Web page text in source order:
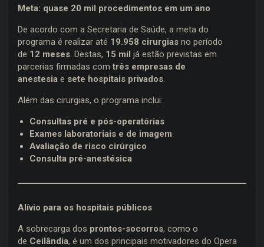
Meta: quase 20 mil procedimentos em um ano
De acordo com a Secretaria de Saúde, a meta do
programa é realizar até 19.958 cirurgias no período
de 12 meses. Destas, 15 mil já estão previstas em
parcerias firmadas com três empresas de
anestesia e sete hospitais privados.
Além das cirurgias, o programa inclui:
Consultas pré e pós-operatórias
Exames laboratoriais e de imagem
Avaliação de risco cirúrgico
Consulta pré-anestésica
Alívio para os hospitais públicos
A sobrecarga dos prontos-socorros, como o
de Ceilândia, é um dos principais motivadores do Opera